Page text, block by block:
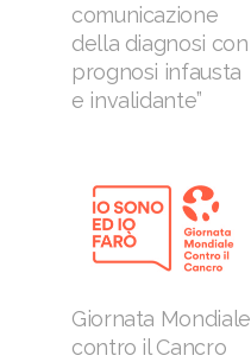
comunicazione
della diagnosi con
prognosi infausta
e invalidante”
Giornata Mondiale
contro il Cancro